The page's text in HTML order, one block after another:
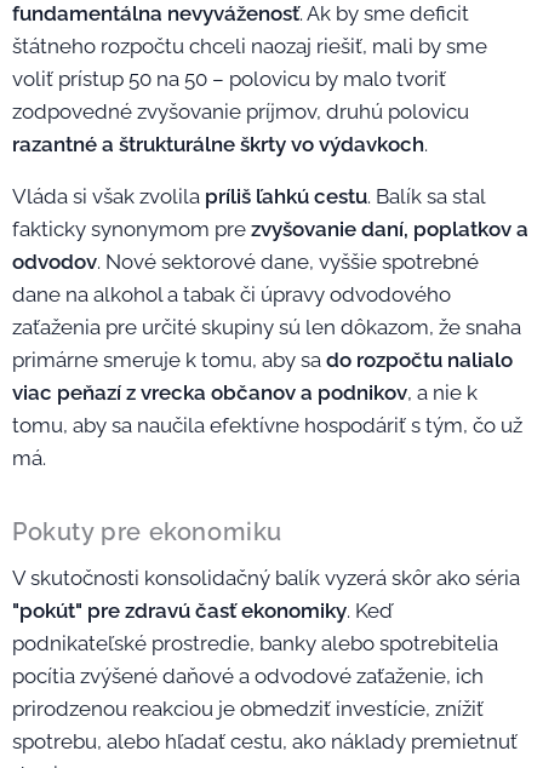
fundamentálna nevyváženosť. Ak by sme deficit
štátneho rozpočtu chceli naozaj riešiť, mali by sme
voliť prístup 50 na 50 – polovicu by malo tvoriť
zodpovedné zvyšovanie príjmov, druhú polovicu
razantné a štrukturálne škrty vo výdavkoch.
Vláda si však zvolila príliš ľahkú cestu. Balík sa stal
fakticky synonymom pre zvyšovanie daní, poplatkov a
odvodov. Nové sektorové dane, vyššie spotrebné
dane na alkohol a tabak či úpravy odvodového
zaťaženia pre určité skupiny sú len dôkazom, že snaha
primárne smeruje k tomu, aby sa do rozpočtu nalialo
viac peňazí z vrecka občanov a podnikov, a nie k
tomu, aby sa naučila efektívne hospodáriť s tým, čo už
má.
Pokuty pre ekonomiku
V skutočnosti konsolidačný balík vyzerá skôr ako séria
"pokút" pre zdravú časť ekonomiky. Keď
podnikateľské prostredie, banky alebo spotrebitelia
pocítia zvýšené daňové a odvodové zaťaženie, ich
prirodzenou reakciou je obmedziť investície, znížiť
spotrebu, alebo hľadať cestu, ako náklady premietnuť